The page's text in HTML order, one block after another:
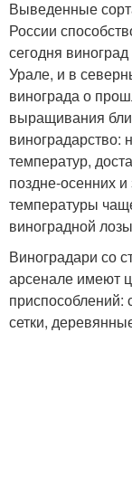
Выведенные
России
сегодня
Урале, и в
винограда о
выращивания
виноградарство:
температур,
поздне-осенних
температуры
виноградной
Виноградари со
арсенале имеют
сетки,